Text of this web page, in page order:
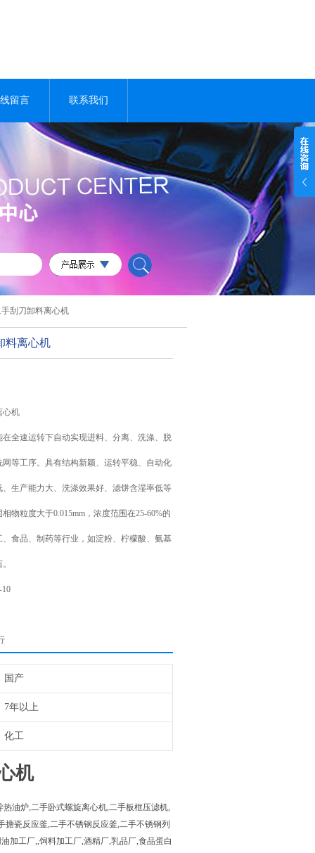
留言 联系我们
刮刀卸料离心机
料离心机
心机
全速运转下自动实现进料、分离、洗涤、脱
等工序。具有结构新颖、运转平稳、自动化
生产能力大、洗涤效果好、滤饼含湿率低等
物粒度大于0.015mm，浓度范围在25-60%的
食品、制药等行业，如淀粉、柠檬酸、氨基
10
国产
7年以上
化工
机
油炉,二手卧式螺旋离心机,二手板框压滤机,
瓷反应釜,二手不锈钢反应釜,二手不锈钢列
加工厂,,饲料加工厂,酒精厂,乳品厂,食品蛋白